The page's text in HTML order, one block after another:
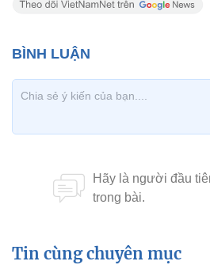
Tin cùng chuyên mục